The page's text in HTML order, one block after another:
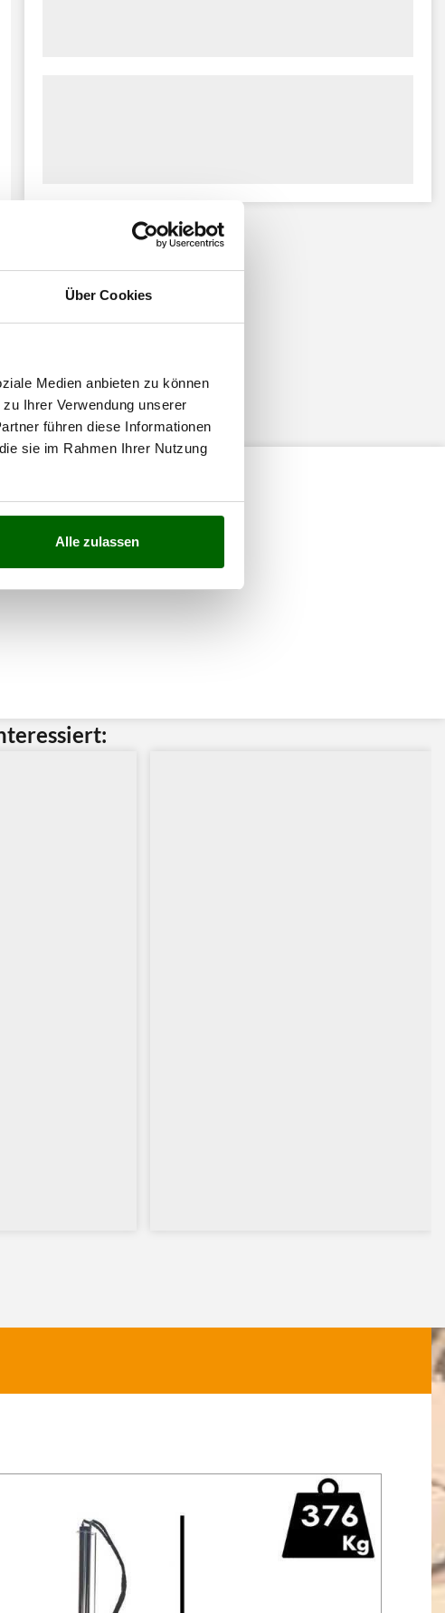
Über Cookies
Medien anbieten zu können
Ihrer Verwendung unserer
führen diese Informationen
sie im Rahmen Ihrer Nutzung
Alle zulassen